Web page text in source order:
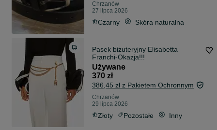
Chrzanów
27 lipca 2026
Czarny Skóra naturalna
Pasek biżuteryjny Elisabetta
Franchi-Okazja!!!
Używane
370 zł
386,45 zł z Pakietem Ochronnym
Chrzanów
29 lipca 2026
Złoty Pozostałe Inny